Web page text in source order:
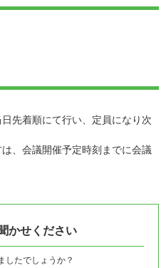
先着順にて行い、定員になり次
、会議開催予定時刻までに会議
かせください
したでしょうか？